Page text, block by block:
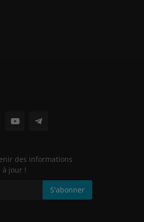
des informations
à jour !
S'abonner